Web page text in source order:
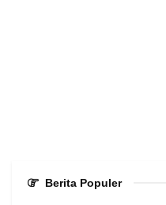
Berita Populer